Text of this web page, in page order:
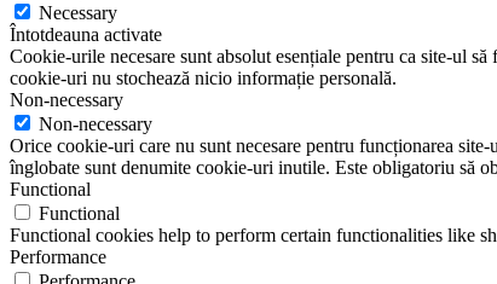
Necessary
Întotdeauna activate
Cookie-urile necesare sunt absolut esențiale pentru ca site-ul
cookie-uri nu stochează nicio informație personală.
Non-necessary
Non-necessary
Orice cookie-uri care nu sunt necesare pentru funcționarea
înglobate sunt denumite cookie-uri inutile. Este obligatoriu să
Functional
Functional
Functional cookies help to perform certain functionalities like
Performance